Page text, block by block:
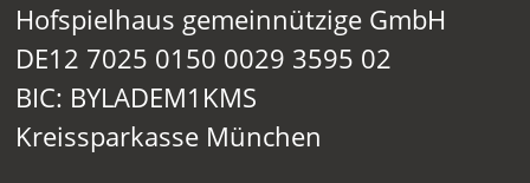
Hofspielhaus gemeinnützige GmbH
DE12 7025 0150 0029 3595 02
BIC: BYLADEM1KMS
Kreissparkasse München